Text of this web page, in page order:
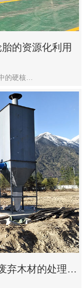
的资源化利用
的硬核…
弃木材的处理模